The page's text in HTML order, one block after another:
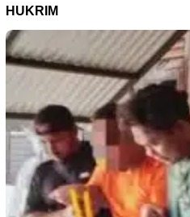
HUKRIM